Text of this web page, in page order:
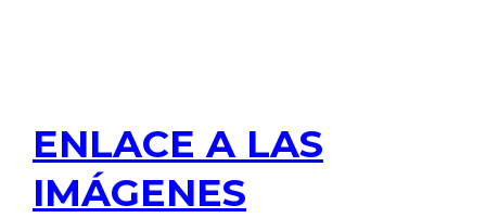
ENLACE A LAS
IMÁGENES